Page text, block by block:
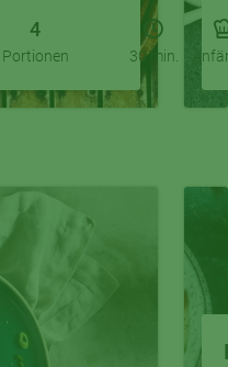
4
Portionen 30 min.